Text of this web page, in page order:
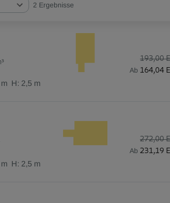
2 Ergebnisse
m H: 2,5 m
193,00
Ab 164,04
m H: 2,5 m
272,00
Ab 231,19